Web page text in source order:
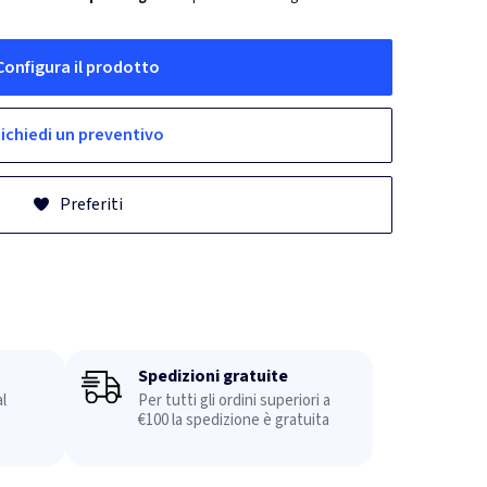
il prodotto
un preventivo
Preferiti
Spedizioni gratuite
Per tutti gli ordini superiori a
€100 la spedizione è gratuita